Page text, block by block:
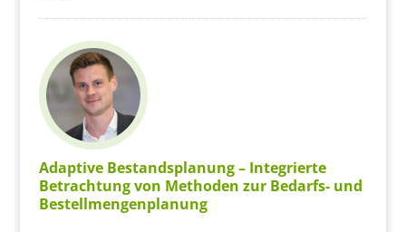
Adaptive Bestandsplanung – Integrierte
Betrachtung von Methoden zur Bedarfs- und
Bestellmengenplanung